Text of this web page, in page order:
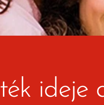
ideje